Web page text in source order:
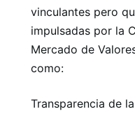
vinculantes pero
impulsadas por la
Mercado de
como:
Transparencia de